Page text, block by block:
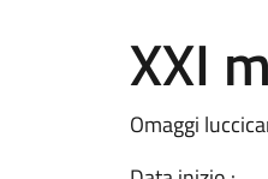
XXI
Omaggi